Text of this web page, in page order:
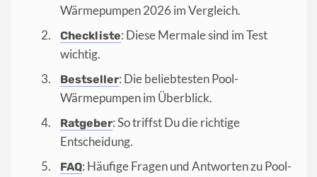
Wärmepumpen 2026 im Vergleich.
Checkliste: Diese Mermale sind im Test
wichtig.
Bestseller: Die beliebtesten Pool-
Wärmepumpen im Überblick.
Ratgeber: So triffst Du die richtige
Entscheidung.
FAQ: Häufige Fragen und Antworten zu Pool-